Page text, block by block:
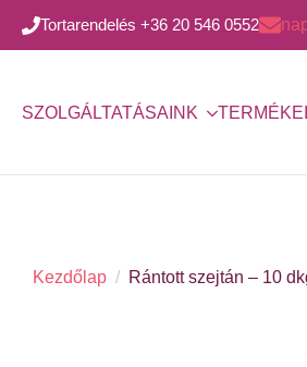
Tortarendelés +36 20 546 0552
SZOLGÁLTATÁSAINK
Kezdőlap Rántott szejtán – 10